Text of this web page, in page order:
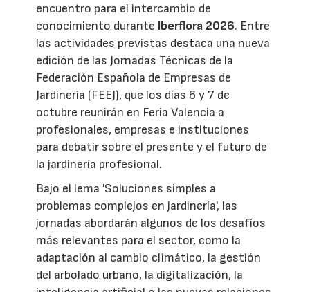
encuentro para el intercambio de
conocimiento durante Iberflora 2026. Entre
las actividades previstas destaca una nueva
edición de las Jornadas Técnicas de la
Federación Española de Empresas de
Jardinería (FEEJ), que los días 6 y 7 de
octubre reunirán en Feria Valencia a
profesionales, empresas e instituciones
para debatir sobre el presente y el futuro de
la jardinería profesional.
Bajo el lema 'Soluciones simples a
problemas complejos en jardinería', las
jornadas abordarán algunos de los desafíos
más relevantes para el sector, como la
adaptación al cambio climático, la gestión
del arbolado urbano, la digitalización, la